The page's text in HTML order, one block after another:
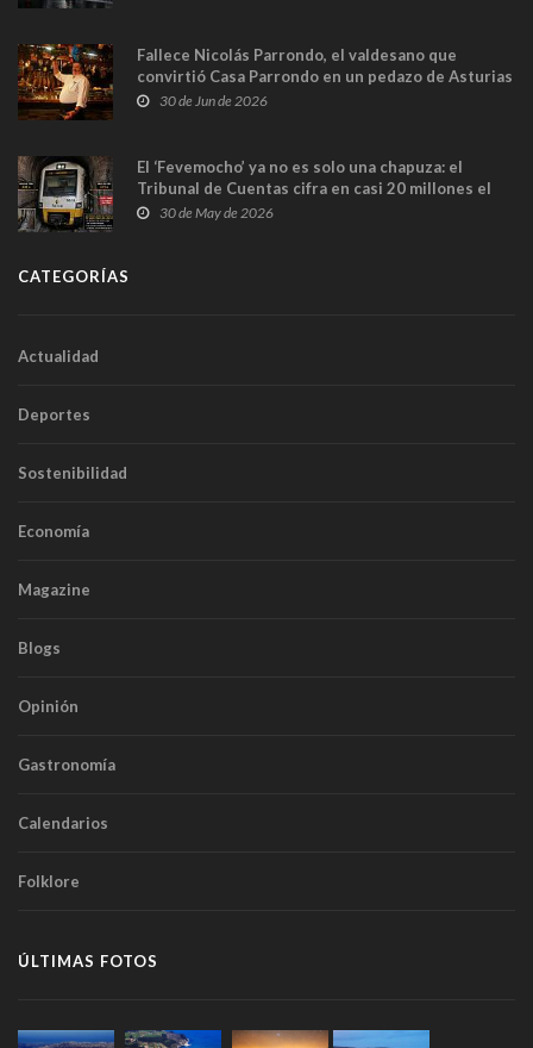
Fallece Nicolás Parrondo, el valdesano que
convirtió Casa Parrondo en un pedazo de Asturias
en Madrid
30 de Jun de 2026
El ‘Fevemocho’ ya no es solo una chapuza: el
Tribunal de Cuentas cifra en casi 20 millones el
sobrecoste de los trenes que no cabían por los
30 de May de 2026
CATEGORÍAS
Actualidad
Deportes
Sostenibilidad
Economía
Magazine
Blogs
Opinión
Gastronomía
Calendarios
Folklore
ÚLTIMAS FOTOS